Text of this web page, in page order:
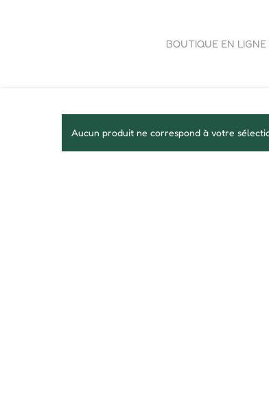
BOUTIQUE EN LIGNE
Aucun produit ne correspond à votre